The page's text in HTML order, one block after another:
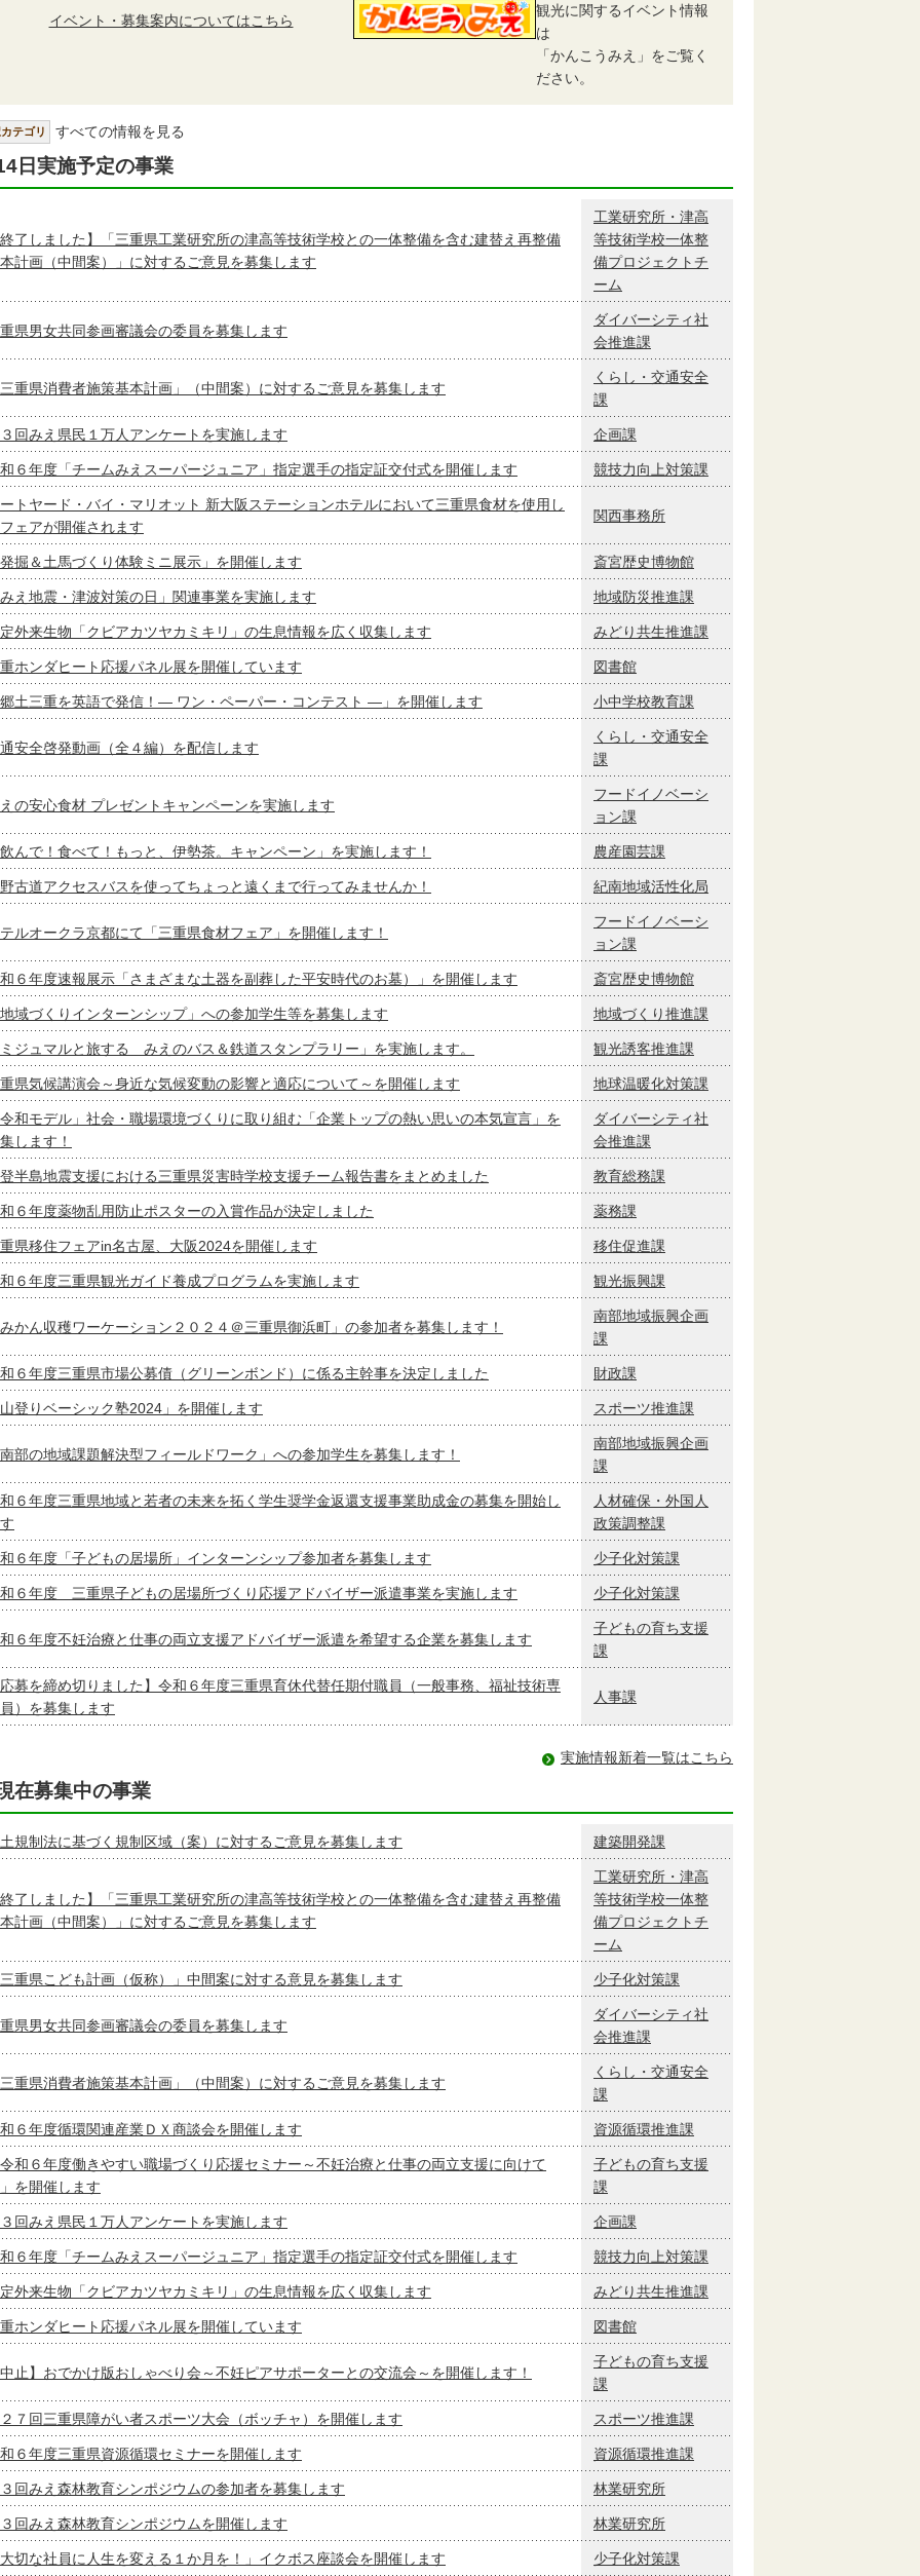
イベント・募集案内についてはこちら
観光に関するイベント情報
は
「かんこうみえ」をご覧く
ださい。
テゴリ すべての情報を見る
日実施予定の事業
終了しました】「三重県工業研究所の津高等技術学校との一体整備を含む建替え再整備
計画（中間案）」に対するご意見を募集します
工業研究所・津高
等技術学校一体整
備プロジェクトチ
ーム
県男女共同参画審議会の委員を募集します
ダイバーシティ社
会推進課
三重県消費者施策基本計画」（中間案）に対するご意見を募集します
くらし・交通安全
課
回みえ県民１万人アンケートを実施します 企画課
６年度「チームみえスーパージュニア」指定選手の指定証交付式を開催します 競技力向上対策課
トヤード・バイ・マリオット 新大阪ステーションホテルにおいて三重県食材を使用し
ェアが開催されます
関西事務所
発掘＆土馬づくり体験ミニ展示」を開催します 斎宮歴史博物館
みえ地震・津波対策の⽇」関連事業を実施します 地域防災推進課
外来生物「クビアカツヤカミキリ」の生息情報を広く収集します みどり共生推進課
ホンダヒート応援パネル展を開催しています 図書館
郷土三重を英語で発信！― ワン・ペーパー・コンテスト ―」を開催します 小中学校教育課
安全啓発動画（全４編）を配信します
くらし・交通安全
課
の安心食材 プレゼントキャンペーンを実施します
フードイノベーシ
ョン課
飲んで！食べて！もっと、伊勢茶。キャンペーン」を実施します！ 農産園芸課
古道アクセスバスを使ってちょっと遠くまで行ってみませんか！ 紀南地域活性化局
ルオークラ京都にて「三重県食材フェア」を開催します！
フードイノベーシ
ョン課
６年度速報展示「さまざまな土器を副葬した平安時代のお墓）」を開催します 斎宮歴史博物館
地域づくりインターンシップ」への参加学生等を募集します 地域づくり推進課
ミジュマルと旅する みえのバス＆鉄道スタンプラリー」を実施します。 観光誘客推進課
県気候講演会～身近な気候変動の影響と適応について～を開催します 地球温暖化対策課
令和モデル」社会・職場環境づくりに取り組む「企業トップの熱い思いの本気宣言」を
します！
ダイバーシティ社
会推進課
半島地震支援における三重県災害時学校支援チーム報告書をまとめました 教育総務課
６年度薬物乱用防止ポスターの入賞作品が決定しました 薬務課
県移住フェアin名古屋、大阪2024を開催します 移住促進課
６年度三重県観光ガイド養成プログラムを実施します 観光振興課
みかん収穫ワーケーション２０２４＠三重県御浜町」の参加者を募集します！
南部地域振興企画
課
６年度三重県市場公募債（グリーンボンド）に係る主幹事を決定しました 財政課
山登りベーシック塾2024」を開催します スポーツ推進課
南部の地域課題解決型フィールドワーク」への参加学生を募集します！
南部地域振興企画
課
６年度三重県地域と若者の未来を拓く学生奨学金返還支援事業助成金の募集を開始し
人材確保・外国人
政策調整課
６年度「子どもの居場所」インターンシップ参加者を募集します 少子化対策課
６年度 三重県子どもの居場所づくり応援アドバイザー派遣事業を実施します 少子化対策課
６年度不妊治療と仕事の両立支援アドバイザー派遣を希望する企業を募集します
子どもの育ち支援
課
応募を締め切りました】令和６年度三重県育休代替任期付職員（一般事務、福祉技術専
）を募集します
人事課
実施情報新着一覧はこちら
在募集中の事業
規制法に基づく規制区域（案）に対するご意見を募集します 建築開発課
終了しました】「三重県工業研究所の津高等技術学校との一体整備を含む建替え再整備
計画（中間案）」に対するご意見を募集します
工業研究所・津高
等技術学校一体整
備プロジェクトチ
ーム
三重県こども計画（仮称）」中間案に対する意見を募集します 少子化対策課
県男女共同参画審議会の委員を募集します
ダイバーシティ社
会推進課
三重県消費者施策基本計画」（中間案）に対するご意見を募集します
くらし・交通安全
課
６年度循環関連産業ＤＸ商談会を開催します 資源循環推進課
令和６年度働きやすい職場づくり応援セミナー～不妊治療と仕事の両立支援に向けて
を開催します
子どもの育ち支援
課
回みえ県民１万人アンケートを実施します 企画課
６年度「チームみえスーパージュニア」指定選手の指定証交付式を開催します 競技力向上対策課
外来生物「クビアカツヤカミキリ」の生息情報を広く収集します みどり共生推進課
ホンダヒート応援パネル展を開催しています 図書館
中止】おでかけ版おしゃべり会～不妊ピアサポーターとの交流会～を開催します！
子どもの育ち支援
課
７回三重県障がい者スポーツ大会（ボッチャ）を開催します スポーツ推進課
６年度三重県資源循環セミナーを開催します 資源循環推進課
回みえ森林教育シンポジウムの参加者を募集します 林業研究所
回みえ森林教育シンポジウムを開催します 林業研究所
大切な社員に人生を変える１か月を！」イクボス座談会を開催します 少子化対策課